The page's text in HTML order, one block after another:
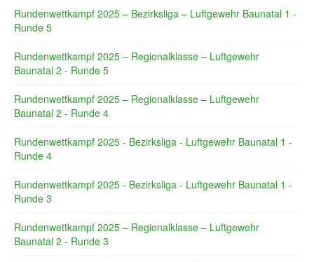
Rundenwettkampf 2025 – Bezirksliga – Luftgewehr Baunatal 1 -
Runde 5
Rundenwettkampf 2025 – Regionalklasse – Luftgewehr
Baunatal 2 - Runde 5
Rundenwettkampf 2025 – Regionalklasse – Luftgewehr
Baunatal 2 - Runde 4
Rundenwettkampf 2025 - Bezirksliga - Luftgewehr Baunatal 1 -
Runde 4
Rundenwettkampf 2025 - Bezirksliga - Luftgewehr Baunatal 1 -
Runde 3
Rundenwettkampf 2025 – Regionalklasse – Luftgewehr
Baunatal 2 - Runde 3